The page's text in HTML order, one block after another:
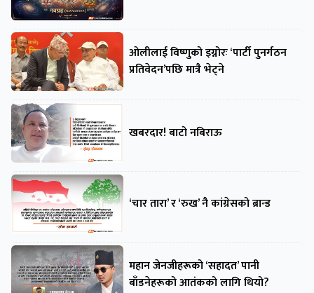
ओलीलाई विष्णुको इग्नोरः ‘पार्टी पुनर्गठन
प्रतिवेदन’पछि मात्रै भेट्ने
खबरदार! बाटो नबिराऊ
‘चार तारा’ र ‘रुख’ नै कांग्रेसको ब्रान्ड
महान जेनजीहरूको ‘सहादत’ पानी
बाँडनेहरूको आतंकको लागि थियो?